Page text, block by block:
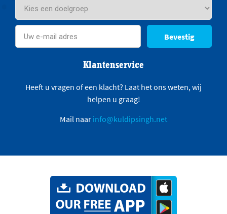
Bevestig
Klantenservice
Heeft u vragen of een klacht? Laat het ons weten, wij
helpen u graag!
Mail naar info@kuldipsingh.net